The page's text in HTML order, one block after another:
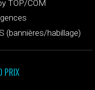
TOP/COM
(bannières/habillage)
PRIX